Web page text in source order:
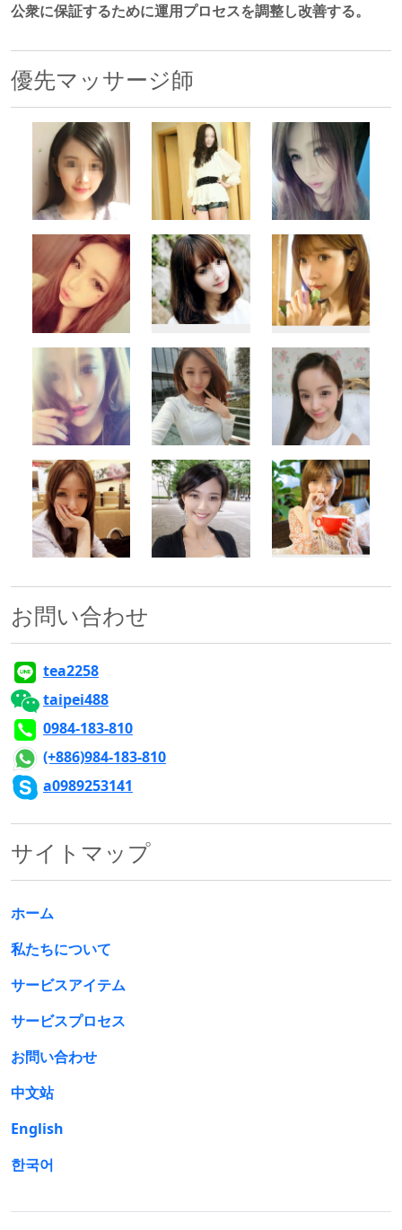
公衆に保証するために運用プロセスを調整し改善する。
優先マッサージ師
500x500 500x500 500x500
500x500 500x500 500x500
500x500 500x500 500x500
500x500 500x500 500x500
お問い合わせ
tea2258
taipei488
0984-183-810
(+886)984-183-810
a0989253141
サイトマップ
ホーム
私たちについて
サービスアイテム
サービスプロセス
お問い合わせ
中文站
English
한국어